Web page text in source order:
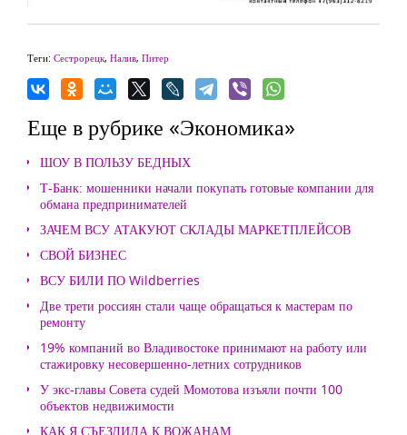
Теги: Сестрорецк, Налив, Питер
Еще в рубрике «Экономика»
ШОУ В ПОЛЬЗУ БЕДНЫХ
Т-Банк: мошенники начали покупать готовые компании для
обмана предпринимателей
ЗАЧЕМ ВСУ АТАКУЮТ СКЛАДЫ МАРКЕТПЛЕЙСОВ
СВОЙ БИЗНЕС
ВСУ БИЛИ ПО Wildberries
Две трети россиян стали чаще обращаться к мастерам по
ремонту
19% компаний во Владивостоке принимают на работу или
стажировку несовершенно-летних сотрудников
У экс-главы Совета судей Момотова изъяли почти 100
объектов недвижимости
КАК Я СЪЕЗДИЛА К ВОЖАНАМ